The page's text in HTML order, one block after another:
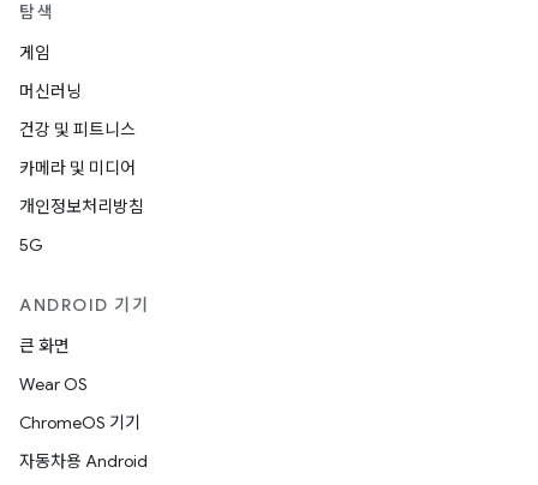
탐색
게임
머신러닝
건강 및 피트니스
카메라 및 미디어
개인정보처리방침
5G
ANDROID 기기
큰 화면
Wear OS
ChromeOS 기기
자동차용 Android